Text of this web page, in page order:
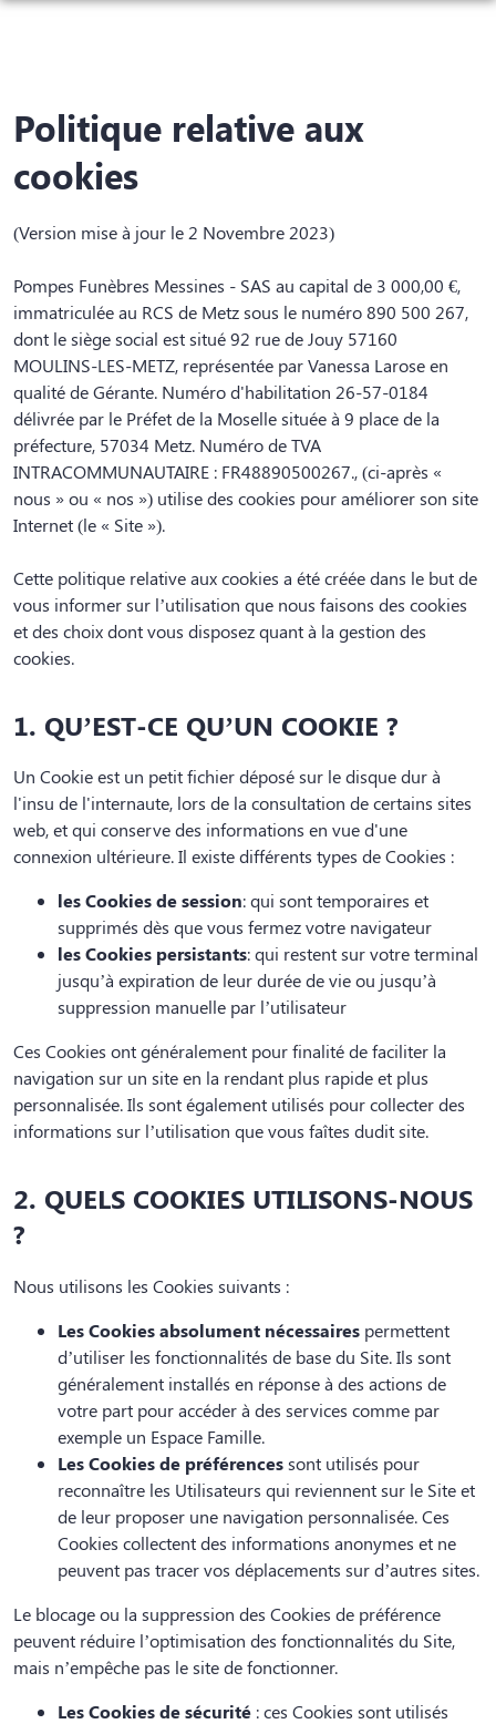
SOINS ET LIEU DE REPOS
CÉRÉMONIES
L’INHUMATION OU LA CRÉMATION
SERVICES AUX FAMILLES
MONUMENTS FUNÉRAIRES
NOS ARTICLES FUNERAIRES
NOTRE AGENCE
ESPACES HOMMAGES
Politique relative aux
cookies
(Version mise à jour le 2 Novembre 2023)
Pompes Funèbres Messines - SAS au capital de 3 000,00 €,
immatriculée au RCS de Metz sous le numéro 890 500 267,
dont le siège social est situé 92 rue de Jouy 57160
MOULINS-LES-METZ, représentée par Vanessa Larose en
qualité de Gérante. Numéro d'habilitation 26-57-0184
délivrée par le Préfet de la Moselle située à 9 place de la
préfecture, 57034 Metz. Numéro de TVA
INTRACOMMUNAUTAIRE : FR48890500267., (ci-après «
nous » ou « nos ») utilise des cookies pour améliorer son site
Internet (le « Site »).
Cette politique relative aux cookies a été créée dans le but de
vous informer sur l’utilisation que nous faisons des cookies
et des choix dont vous disposez quant à la gestion des
cookies.
1. QU’EST-CE QU’UN COOKIE ?
Un Cookie est un petit fichier déposé sur le disque dur à
l'insu de l'internaute, lors de la consultation de certains sites
web, et qui conserve des informations en vue d'une
connexion ultérieure. Il existe différents types de Cookies :
les Cookies de session: qui sont temporaires et
supprimés dès que vous fermez votre navigateur
les Cookies persistants: qui restent sur votre terminal
jusqu’à expiration de leur durée de vie ou jusqu’à
suppression manuelle par l’utilisateur
Ces Cookies ont généralement pour finalité de faciliter la
navigation sur un site en la rendant plus rapide et plus
personnalisée. Ils sont également utilisés pour collecter des
informations sur l’utilisation que vous faîtes dudit site.
2. QUELS COOKIES UTILISONS-NOUS
?
Nous utilisons les Cookies suivants :
Les Cookies absolument nécessaires permettent
d’utiliser les fonctionnalités de base du Site. Ils sont
généralement installés en réponse à des actions de
votre part pour accéder à des services comme par
exemple un Espace Famille.
Les Cookies de préférencessont utilisés pour
reconnaître les Utilisateurs qui reviennent sur le Site et
de leur proposer une navigation personnalisée. Ces
Cookies collectent des informations anonymes et ne
peuvent pas tracer vos déplacements sur d’autres sites.
Le blocage ou la suppression des Cookies de préférence
peuvent réduire l’optimisation des fonctionnalités du Site,
mais n’empêche pas le site de fonctionner.
Les Cookies de sécurité : ces Cookies sont utilisés